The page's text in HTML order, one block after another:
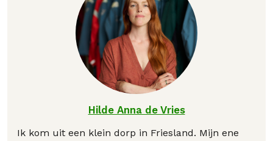
Hilde Anna de Vries
Ik kom uit een klein dorp in Friesland. Mijn ene